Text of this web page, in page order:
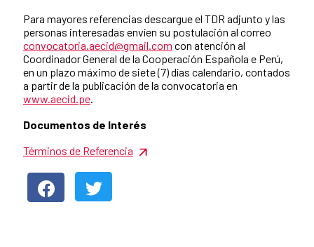
Para mayores referencias descargue el TDR adjunto y las
personas interesadas envíen su postulación al correo
convocatoria.aecid@gmail.com con atención al
Coordinador General de la Cooperación Española e Perú,
en un plazo máximo de siete (7) días calendario, contados
a partir de la publicación de la convocatoria en
www.aecid.pe
Documentos de Interés
Términos de Referencia